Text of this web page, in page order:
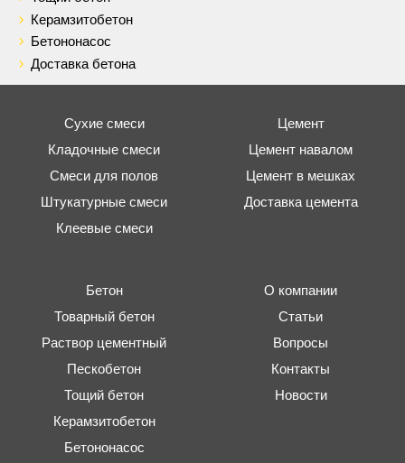
Керамзитобетон
Бетононасос
Доставка бетона
Сухие смеси
Кладочные смеси
Смеси для полов
Штукатурные смеси
Клеевые смеси
Цемент
Цемент навалом
Цемент в мешках
Доставка цемента
Бетон
Товарный бетон
Раствор цементный
Пескобетон
Тощий бетон
Керамзитобетон
Бетононасос
О компании
Статьи
Вопросы
Контакты
Новости